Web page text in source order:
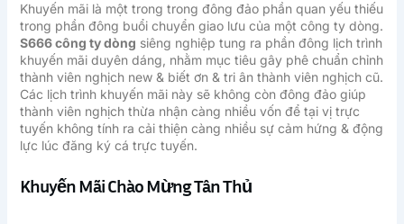
Khuyến mãi là một trong trong đông đảo phần quan yếu thiếu
trong phần đông buổi chuyển giao lưu của một công ty dòng.
S666 công ty dòng siêng nghiệp tung ra phần đông lịch trình
khuyến mãi duyên dáng, nhằm mục tiêu gây phê chuẩn chỉnh
thành viên nghịch new & biết ơn & tri ân thành viên nghịch cũ.
Các lịch trình khuyến mãi này sẽ không còn đông đảo giúp
thành viên nghịch thừa nhận càng nhiều vốn để tại vị trực
tuyến không tính ra cải thiện càng nhiều sự cảm hứng & động
lực lúc đăng ký cá trực tuyến.
Khuyến Mãi Chào Mừng Tân Thủ